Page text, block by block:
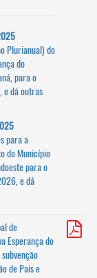
Plurianual) do
do
para o
e dá outras
para a
do Município
para o
e dá
de
Esperança do
de Pais e